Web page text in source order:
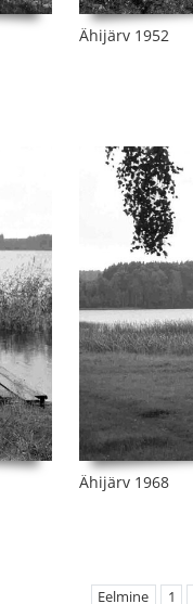
Ähijärv 1952
Ähijärv 1968
Eelmine 1